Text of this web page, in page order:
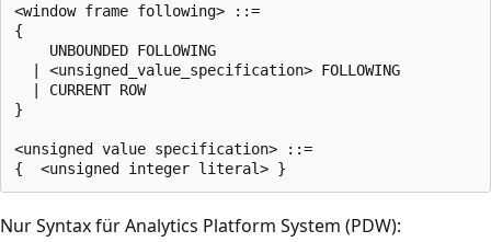
<window frame following> ::=
{
    UNBOUNDED FOLLOWING
  | <unsigned_value_specification> FOLLOWING
  | CURRENT ROW
}
<unsigned value specification> ::=
Nur Syntax für Analytics Platform System (PDW):